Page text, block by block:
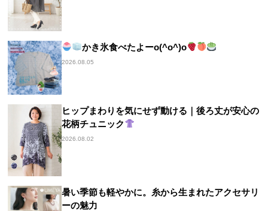
かき氷食べたよーo(^o^)o
2026.08.05
ヒップまわりを気にせず動ける｜後ろ丈が安心の
花柄チュニック
2026.08.02
暑い季節も軽やかに。糸から生まれたアクセサリ
ーの魅力